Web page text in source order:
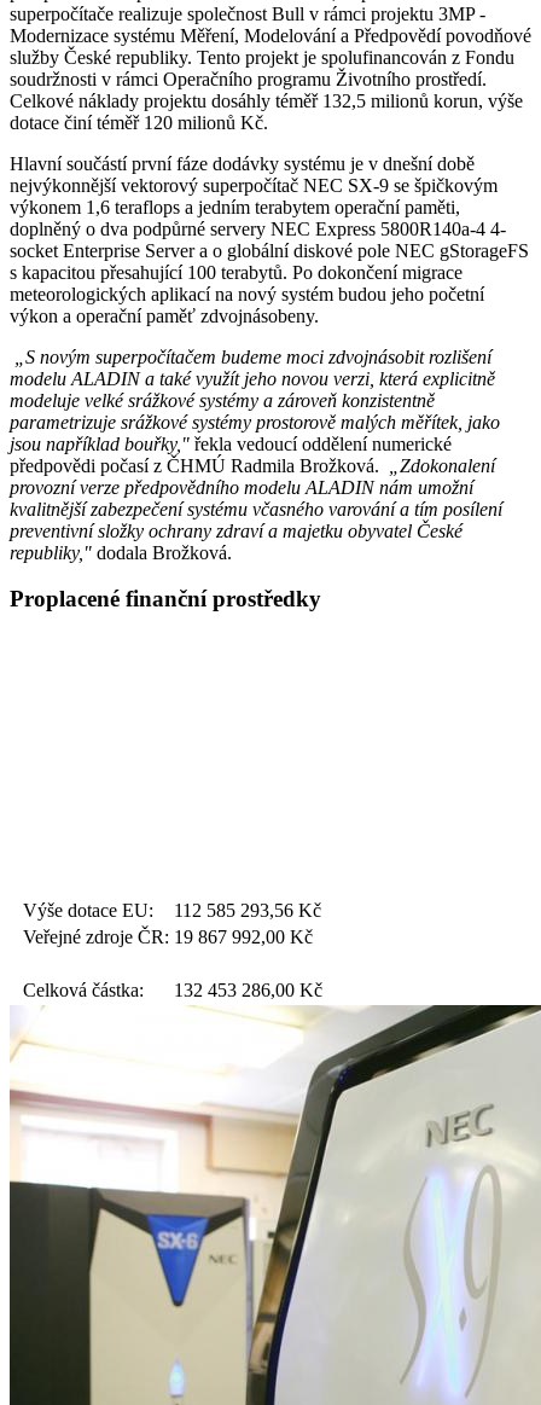
superpočítače realizuje společnost Bull v rámci projektu 3MP -
Modernizace systému Měření, Modelování a Předpovědí povodňové
služby České republiky. Tento projekt je spolufinancován z Fondu
soudržnosti v rámci Operačního programu Životního prostředí.
Celkové náklady projektu dosáhly téměř 132,5 milionů korun, výše
dotace činí téměř 120 milionů Kč.
Hlavní součástí první fáze dodávky systému je v dnešní době
nejvýkonnější vektorový superpočítač NEC SX-9 se špičkovým
výkonem 1,6 teraflops a jedním terabytem operační paměti,
doplněný o dva podpůrné servery NEC Express 5800R140a-4 4-
socket Enterprise Server a o globální diskové pole NEC gStorageFS
s kapacitou přesahující 100 terabytů. Po dokončení migrace
meteorologických aplikací na nový systém budou jeho početní
výkon a operační paměť zdvojnásobeny.
„S novým superpočítačem budeme moci zdvojnásobit rozlišení
modelu ALADIN a také využít jeho novou verzi, která explicitně
modeluje velké srážkové systémy a zároveň konzistentně
parametrizuje srážkové systémy prostorově malých měřítek, jako
jsou například bouřky," řekla vedoucí oddělení numerické
předpovědi počasí z ČHMÚ Radmila Brožková.
„Zdokonalení
provozní verze předpovědního modelu ALADIN nám umožní
kvalitnější zabezpečení systému včasného varování a tím posílení
preventivní složky ochrany zdraví a majetku obyvatel České
republiky," dodala Brožková.
Proplacené finanční prostředky
Výše dotace EU: 112 585 293,56 Kč
Veřejné zdroje ČR: 19 867 992,00 Kč
Celková částka: 132 453 286,00 Kč